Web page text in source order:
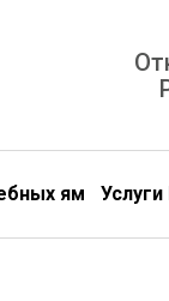
ям